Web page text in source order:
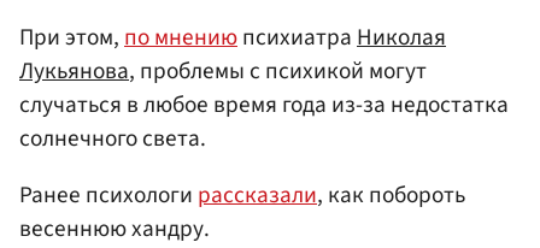
При этом,по мнениюпсихиатраНиколая
Лукьянова, проблемы с психикой могут
случаться в любое время года из-за недостатка
солнечного света.
Ранее психологи рассказали, как побороть
весеннюю хандру.